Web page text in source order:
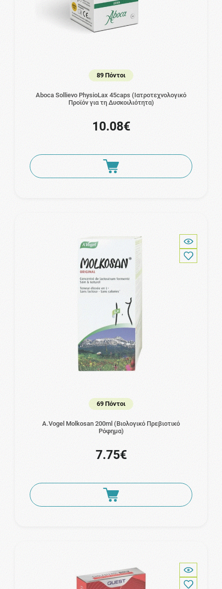
89 Πόντοι
Aboca Sollievo PhysioLax 45caps (Ιατροτεχνολογικό
Προϊόν για τη Δυσκοιλιότητα)
10.08€
69 Πόντοι
A.Vogel Molkosan 200ml (Βιολογικό Πρεβιοτικό
Ρόφημα)
7.75€